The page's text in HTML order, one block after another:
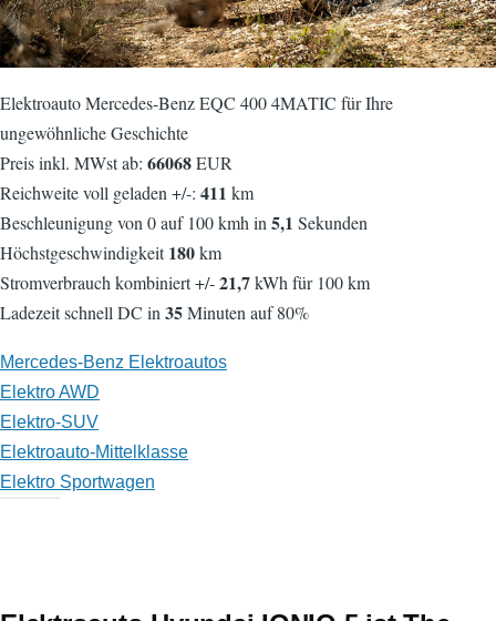
Elektroauto Mercedes-Benz EQC 400 4MATIC für Ihre
ungewöhnliche Geschichte
Preis inkl. MWst ab: 66068EUR
Reichweite voll geladen +/-: 411 km
Beschleunigung von 0 auf 100 kmh in 5,1 Sekunden
Höchstgeschwindigkeit180km
Stromverbrauch kombiniert +/-21,7kWh für 100 km
Ladezeit schnell DC in 35Minuten auf 80%
Mercedes-Benz Elektroautos
Elektro AWD
Elektro-SUV
Elektroauto-Mittelklasse
Elektro Sportwagen